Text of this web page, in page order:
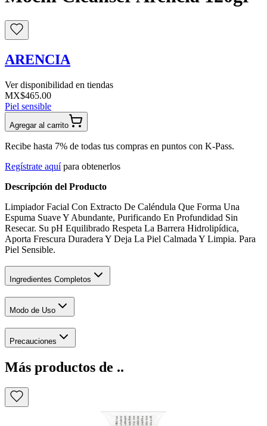
ARENCIA
Ver disponibilidad en tiendas
MX$465.00
Piel sensible
Agregar al carrito
Recibe hasta 7% de todas tus compras en puntos con K-Pass.
Regístrate aquí para obtenerlos
Descripción del Producto
Limpiador Facial Con Extracto De Caléndula Que Forma Una
Espuma Suave Y Abundante, Purificando En Profundidad Sin
Resecar. Su pH Equilibrado Respeta La Barrera Hidrolipídica,
Aporta Frescura Duradera Y Deja La Piel Calmada Y Limpia. Para
Piel Sensible.
Ingredientes Completos
Modo de Uso
Precauciones
Más productos de ..